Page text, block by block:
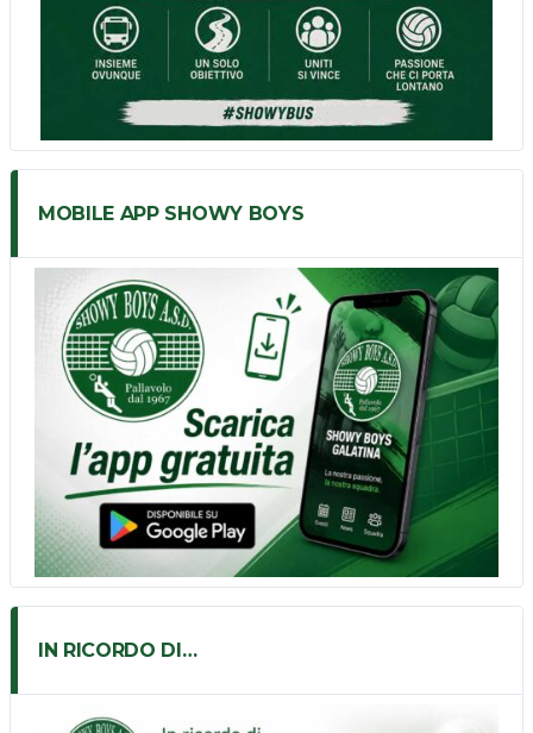
MOBILE APP SHOWY BOYS
IN RICORDO DI…